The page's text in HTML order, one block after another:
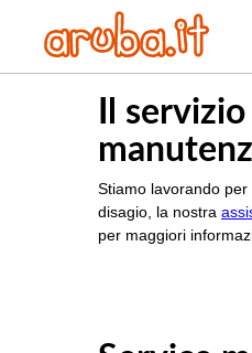
Il
Stiamo lavorando
disagio, la nostra
per maggiori